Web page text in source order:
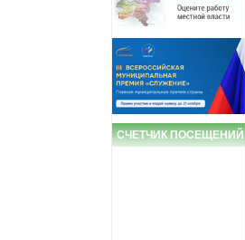
СЧЕТЧИК ПОСЕЩЕНИЙ